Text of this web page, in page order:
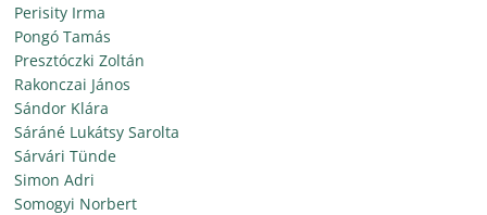
Perisity Irma
Pongó Tamás
Presztóczki Zoltán
Rakonczai János
Sándor Klára
Sáráné Lukátsy Sarolta
Sárvári Tünde
Simon Adri
Somogyi Norbert